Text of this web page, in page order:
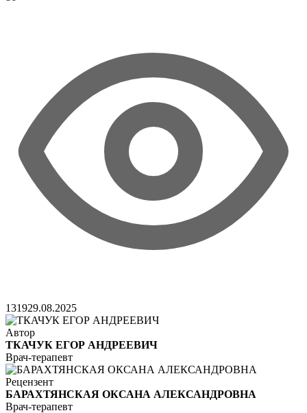
131929.08.2025
Автор
ТКАЧУК ЕГОР АНДРЕЕВИЧ
Врач-терапевт
Рецензент
БАРАХТЯНСКАЯ ОКСАНА АЛЕКСАНДРОВНА
Врач-терапевт